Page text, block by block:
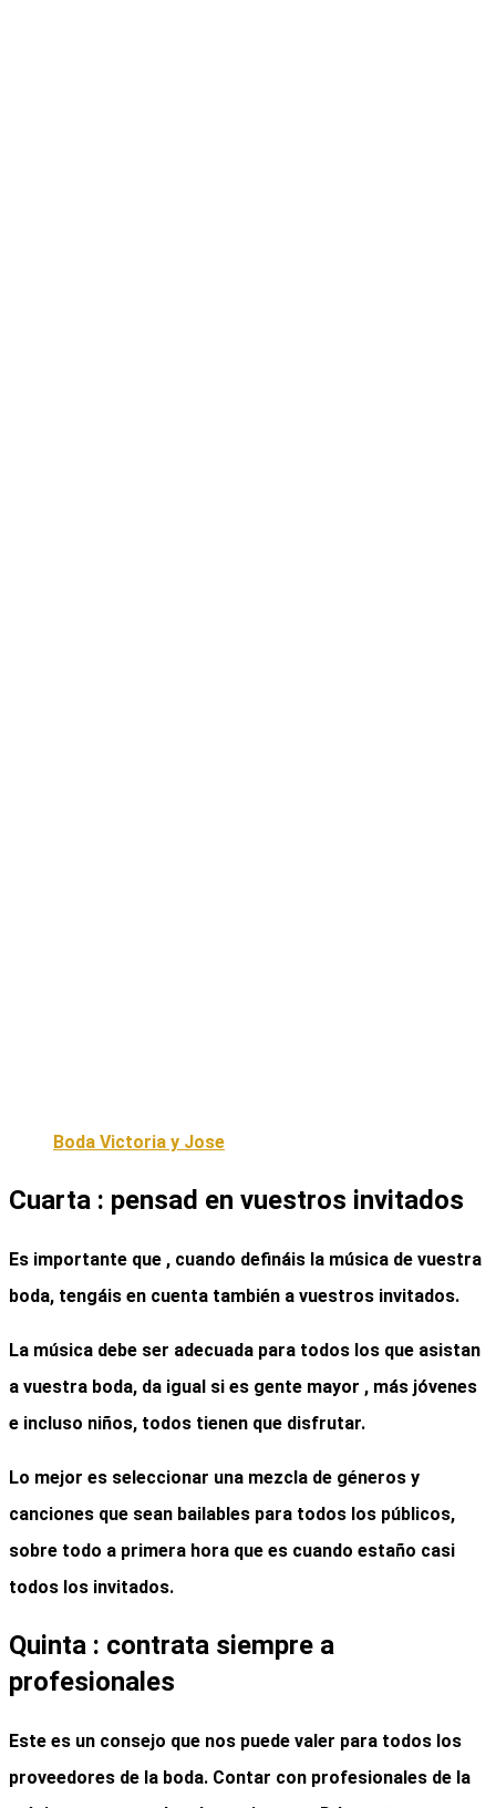
Boda Victoria y Jose
Cuarta : pensad en vuestros invitados
Es importante que , cuando defináis la música de vuestra
boda, tengáis en cuenta también a vuestros invitados.
La música debe ser adecuada para todos los que asistan
a vuestra boda, da igual si es gente mayor , más jóvenes
e incluso niños, todos tienen que disfrutar.
Lo mejor es seleccionar una mezcla de géneros y
canciones que sean bailables para todos los públicos,
sobre todo a primera hora que es cuando estaño casi
todos los invitados.
Quinta : contrata siempre a
profesionales
Este es un consejo que nos puede valer para todos los
proveedores de la boda. Contar con profesionales de la